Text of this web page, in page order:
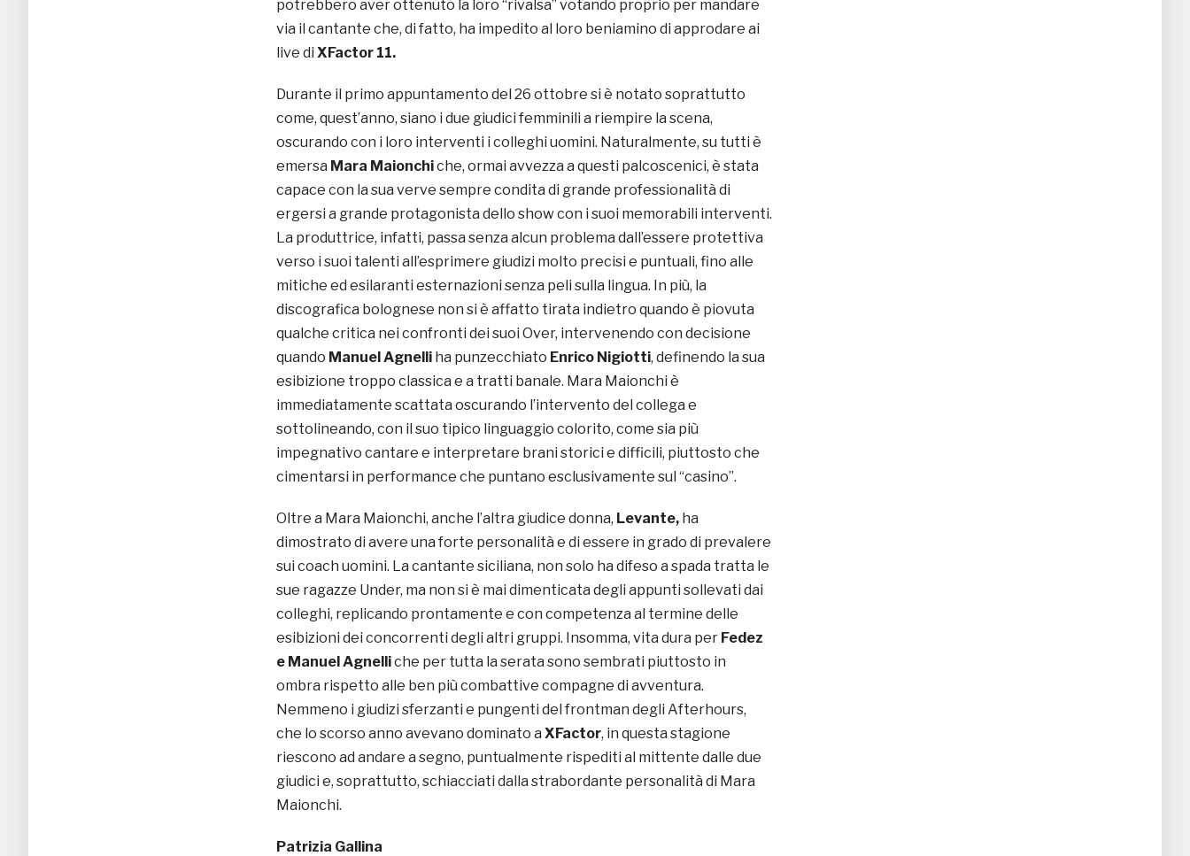
potrebbero aver ottenuto la loro “rivalsa” votando proprio per mandare
via il cantante che, di fatto, ha impedito al loro beniamino di approdare ai
live di XFactor 11.
Durante il primo appuntamento del 26 ottobre si è notato soprattutto
come, quest’anno, siano i due giudici femminili a riempire la scena,
oscurando con i loro interventi i colleghi uomini. Naturalmente, su tutti è
emersa Mara Maionchiche, ormai avvezza a questi palcoscenici, è stata
capace con la sua verve sempre condita di grande professionalità di
ergersi a grande protagonista dello show con i suoi memorabili interventi.
La produttrice, infatti, passa senza alcun problema dall’essere protettiva
verso i suoi talenti all’esprimere giudizi molto precisi e puntuali, fino alle
mitiche ed esilaranti esternazioni senza peli sulla lingua. In più, la
discografica bolognese non si è affatto tirata indietro quando è piovuta
qualche critica nei confronti dei suoi Over, intervenendo con decisione
quando Manuel Agnelli ha punzecchiato Enrico Nigiotti, definendo la sua
esibizione troppo classica e a tratti banale. Mara Maionchi è
immediatamente scattata oscurando l’intervento del collega e
sottolineando, con il suo tipico linguaggio colorito, come sia più
impegnativo cantare e interpretare brani storici e difficili, piuttosto che
cimentarsi in performance che puntano esclusivamente sul “casino”.
Oltre a Mara Maionchi, anche l’altra giudice donna, Levante, ha
dimostrato di avere una forte personalità e di essere in grado di prevalere
sui coach uomini. La cantante siciliana, non solo ha difeso a spada tratta le
sue ragazze Under, ma non si è mai dimenticata degli appunti sollevati dai
colleghi, replicando prontamente e con competenza al termine delle
esibizioni dei concorrenti degli altri gruppi. Insomma, vita dura per Fedez
e Manuel Agnelliche per tutta la serata sono sembrati piuttosto in
ombra rispetto alle ben più combattive compagne di avventura.
Nemmeno i giudizi sferzanti e pungenti del frontman degli Afterhours,
che lo scorso anno avevano dominato a XFactor, in questa stagione
riescono ad andare a segno, puntualmente rispediti al mittente dalle due
giudici e, soprattutto, schiacciati dalla strabordante personalità di Mara
Maionchi.
Patrizia Gallina